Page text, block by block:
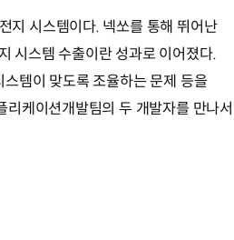
지 시스템이다. 넥쏘를 통해 뛰어난
시스템 수출이란 성과로 이어졌다.
템이 맞도록 조율하는 문제 등을
케이션개발팀의 두 개발자를 만나서